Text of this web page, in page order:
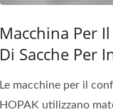
Macchina Per
Di Sacche Per
Le macchine per il
HOPAK utilizzano